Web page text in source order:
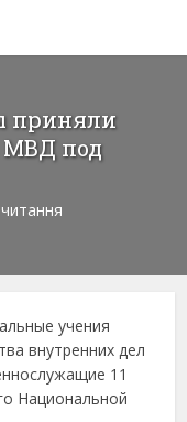
приняли
МВД под
учения
внутренних дел
11
Национальной